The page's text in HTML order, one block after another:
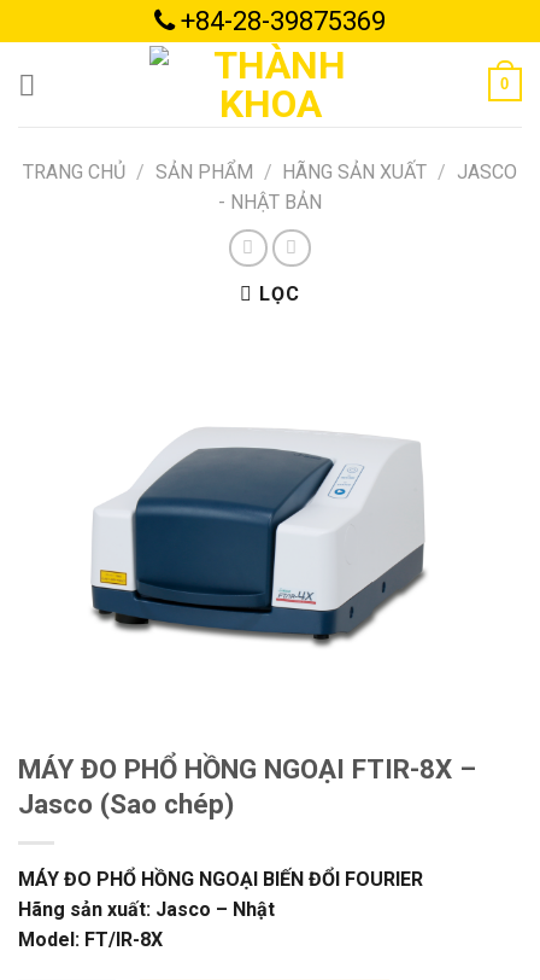
to
content
+84-28-39875369
0
TRANG CHỦ / SẢN PHẨM / HÃNG SẢN XUẤT / JASCO
- NHẬT BẢN
LỌC
MÁY ĐO PHỔ HỒNG NGOẠI FTIR-8X –
Jasco (Sao chép)
MÁY ĐO PHỔ HỒNG NGOẠI BIẾN ĐỔI FOURIER
Hãng sản xuất: Jasco – Nhật
Model: FT/IR-8X